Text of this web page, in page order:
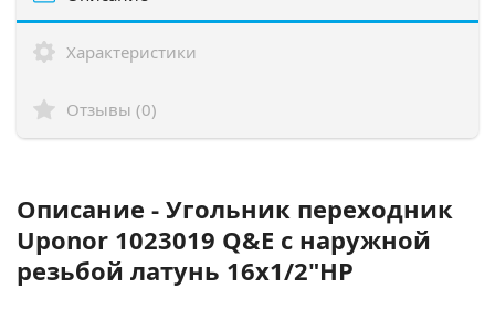
Характеристики
Отзывы (0)
Описание - Угольник переходник
Uponor 1023019 Q&E с наружной
резьбой латунь 16x1/2"НР